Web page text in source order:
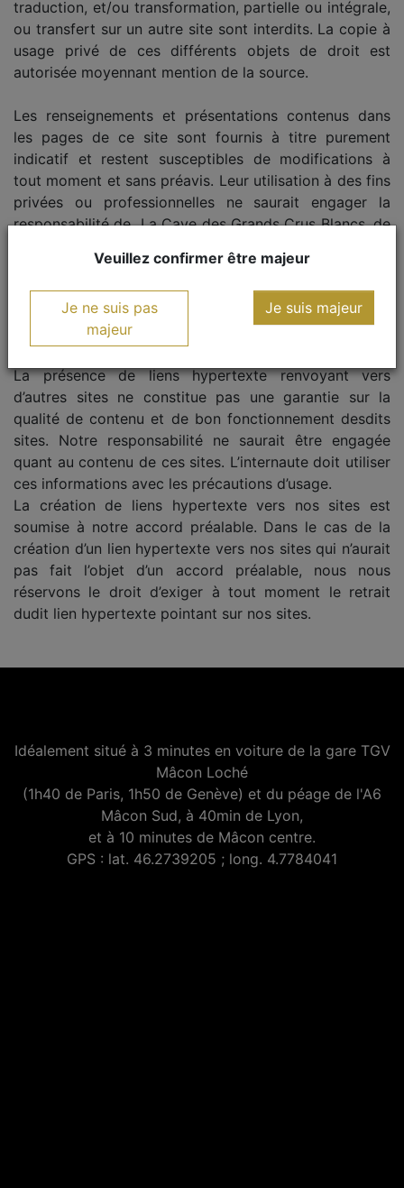
traduction, et/ou transformation, partielle ou intégrale,
ou transfert sur un autre site sont interdits. La copie à
usage privé de ces différents objets de droit est
autorisée moyennant mention de la source.
Les renseignements et présentations contenus dans
les pages de ce site sont fournis à titre purement
indicatif et restent susceptibles de modifications à
tout moment et sans préavis. Leur utilisation à des fins
privées ou professionnelles ne saurait engager la
responsabilité de La Cave des Grands Crus Blancs, de
Crus Blancs,, ne peut garantir l’exactitude, la précision
ou l’exhaustivité des informations mises à disposition
sur ce site; les photos ne sont pas contractuelles.
La présence de liens hypertexte renvoyant vers
d’autres sites ne constitue pas une garantie sur la
qualité de contenu et de bon fonctionnement desdits
sites. Notre responsabilité ne saurait être engagée
quant au contenu de ces sites. L’internaute doit utiliser
ces informations avec les précautions d’usage.
La création de liens hypertexte vers nos sites est
soumise à notre accord préalable. Dans le cas de la
création d’un lien hypertexte vers nos sites qui n’aurait
pas fait l’objet d’un accord préalable, nous nous
réservons le droit d’exiger à tout moment le retrait
dudit lien hypertexte pointant sur nos sites.
Idéalement situé à 3 minutes en voiture de la gare TGV
Mâcon Loché
(1h40 de Paris, 1h50 de Genève) et du péage de l'A6
Mâcon Sud, à 40min de Lyon,
et à 10 minutes de Mâcon centre.
GPS : lat. 46.2739205 ; long. 4.7784041
Veuillez confirmer être majeur
Je ne suis pas
majeur
Je suis majeur